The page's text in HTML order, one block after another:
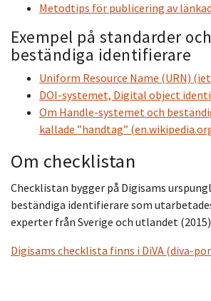
Metodtips för publicering av
Exempel på standarder
beständiga identifierare
Uniform Resource Name (URN)
DOI-systemet, Digital object
Om Handle-systemet och
kallade ”handtag”
Om checklistan
Checklistan bygger på Digisams
beständiga identifierare som
experter från Sverige och utlandet
Digisams checklista finns i DiVA (diva-